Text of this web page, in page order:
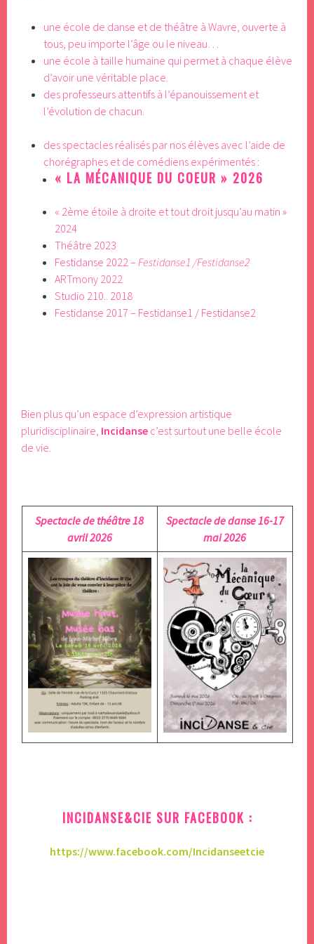
une école de danse et de théâtre à Wavre, ouverte à
tous, peu importe l’âge ou le niveau…
une école à taille humaine qui permet à chaque élève
d’avoir une véritable place.
des professeurs attentifs à l’épanouissement et
l’évolution de chacun.
des spectacles réalisés par nos élèves avec l’aide de
chorégraphes et de comédiens expérimentés :
« LA MÉCANIQUE DU COEUR » 2026
« 2ème étoile à droite et tout droit jusqu’au matin »
2024
Théâtre 2023
Festidanse 2022 –Festidanse1 /Festidanse2
ARTmony 2022
Studio 210.. 2018
Festidanse 2017 – Festidanse1 / Festidanse2
Bien plus qu’un espace d’expression artistique
pluridisciplinaire, Incidanse c’est surtout une belle école
de vie.
Spectacle de théâtre 18
avril 2026
Spectacle de danse 16-17
mai 2026
INCIDANSE&CIE SUR FACEBOOK :
https://www.facebook.com/Incidanseetcie